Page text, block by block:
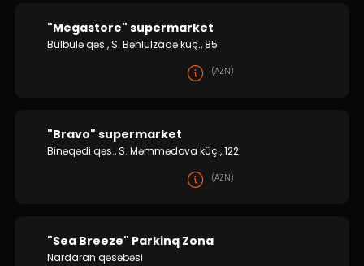
"Megastore" supermarket
Bülbülə qəs., S. Bəhlulzadə küç., 85
(AZN)
"Bravo" supermarket
Binəqədi qəs., S. Məmmədova küç., 122
(AZN)
"Sea Breeze" Parkinq Zona
Nardaran qəsəbəsi